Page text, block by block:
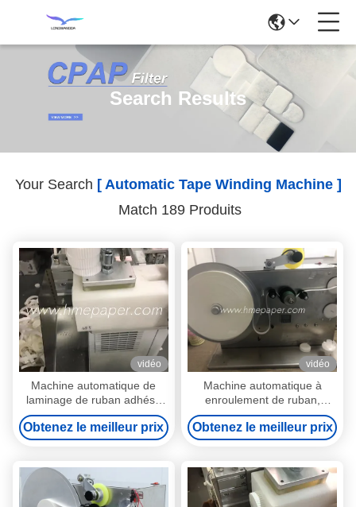
Search Results
Your Search [ Automatic Tape Winding Machine ]
Match 189 Produits
vidéo
Machine automatique de
laminage de ruban adhésif
pour produits de 22 à 60 mm
contrôlée par système PLC
Obtenez le meilleur prix
vidéo
Machine automatique à
enroulement de ruban,
expédition gratuite en Inde
avec connexion électrique
Obtenez le meilleur prix